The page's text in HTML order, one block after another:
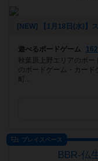
遊べるボードゲーム
秋葉原上野エリアのボ
のボードゲーム・カード
町...
プレイスペース
BBR-仏